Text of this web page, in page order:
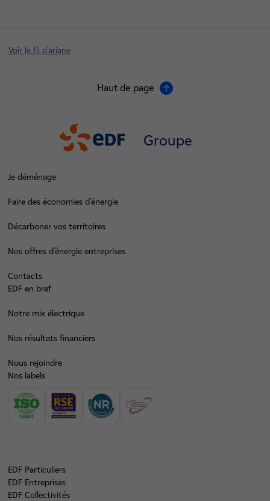
Voir le fil d'ariane
Haut de page
Groupe
Je déménage
Faire des économies d’énergie
Décarboner vos territoires
Nos offres d’énergie entreprises
Contacts
EDF en bref
Notre mix électrique
Nos résultats financiers
Nous rejoindre
Nos labels
EDF Particuliers
EDF Entreprises
EDF Collectivités